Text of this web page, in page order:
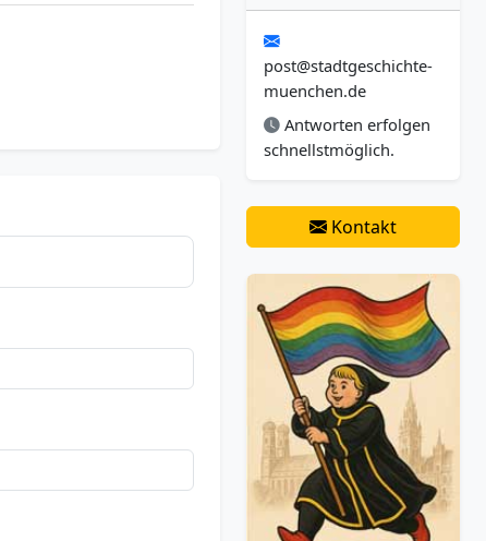
post@stadtgeschichte-
muenchen.de
Antworten erfolgen
schnellstmöglich.
Kontakt